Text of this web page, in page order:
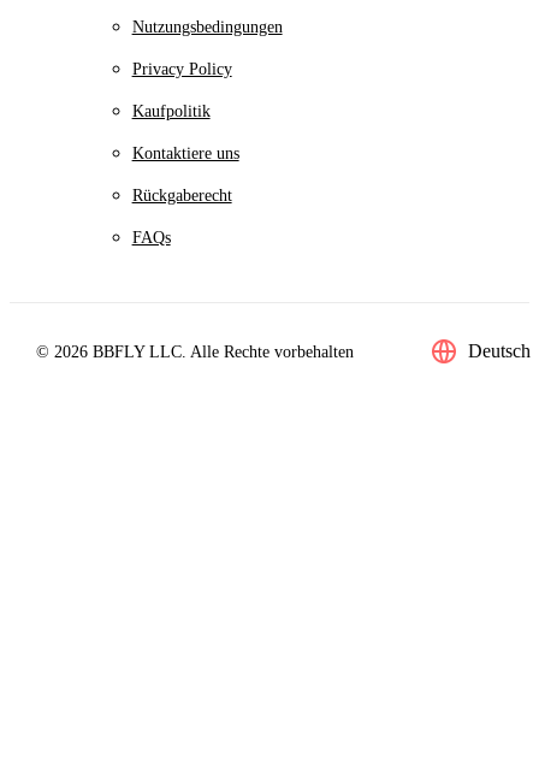
Nutzungsbedingungen
Privacy Policy
Kaufpolitik
Kontaktiere uns
Rückgaberecht
FAQs
© 2026 BBFLY LLC. Alle Rechte vorbehalten Deutsch